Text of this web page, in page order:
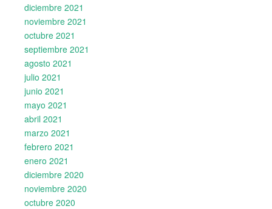
diciembre 2021
noviembre 2021
octubre 2021
septiembre 2021
agosto 2021
julio 2021
junio 2021
mayo 2021
abril 2021
marzo 2021
febrero 2021
enero 2021
diciembre 2020
noviembre 2020
octubre 2020